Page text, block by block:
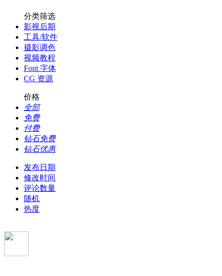
分类筛选
影视后期
工具/软件
摄影调色
视频教程
Font 字体
CG 资源
价格
全部
免费
付费
钻石免费
钻石优惠
发布日期
修改时间
评论数量
随机
热度